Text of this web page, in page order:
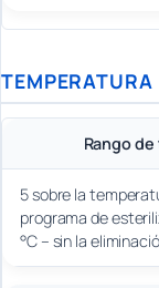
TEMPERATURA
Rango
5 sobre la
programa de
°C – sin la